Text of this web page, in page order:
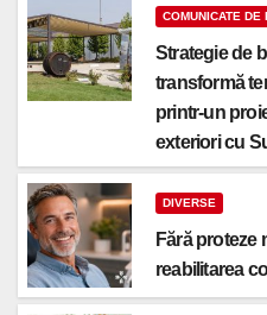
COMUNICATE DE
Strategie de
transformă
printr-un
exteriori cu
DIVERSE
Fără proteze
reabilitarea